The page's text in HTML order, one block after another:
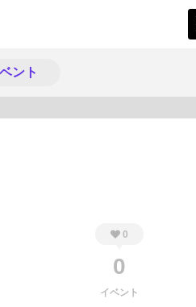
ント
0
0
イベント